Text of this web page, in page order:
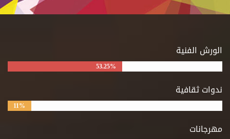
الورش الفنية
53.25%
ندوات ثقافية
11%
مهرجانات